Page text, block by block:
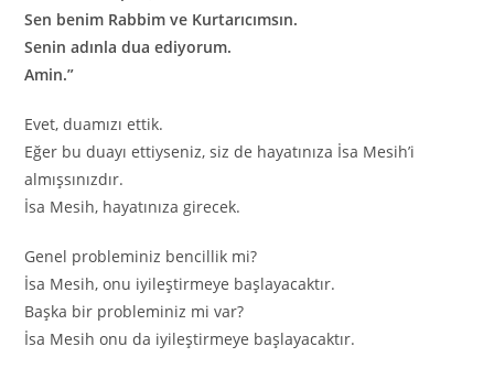
Sen benim Rabbim ve Kurtarıcımsın.
Senin adınla dua ediyorum.
Amin.”
Evet, duamızı ettik.
Eğer bu duayı ettiyseniz, siz de hayatınıza İsa Mesih’i
almışsınızdır.
İsa Mesih, hayatınıza girecek.
Genel probleminiz bencillik mi?
İsa Mesih, onu iyileştirmeye başlayacaktır.
Başka bir probleminiz mi var?
İsa Mesih onu da iyileştirmeye başlayacaktır.